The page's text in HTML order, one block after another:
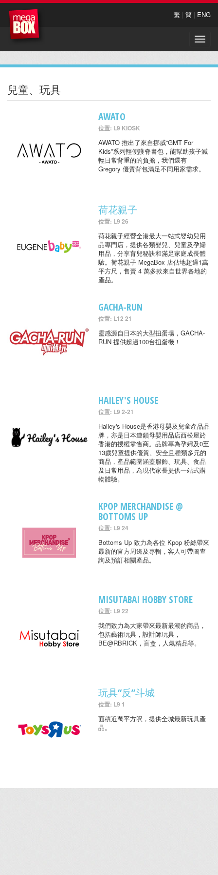
繁 | 簡 | ENG
Toggle
兒童、玩具
AWATO
位置: L9 KIOSK
AWATO 推出了來自挪威“GMT For
Kids”系列輕便護脊書包，能幫助孩子減
輕日常背重的的負擔，我們還有
Gregory 優質背包滿足不同用家需求。
荷花親子
位置: L9 26
荷花親子經營全港最大一站式嬰幼兒用
品專門店，提供各類嬰兒、兒童及孕婦
用品，分享育兒秘訣和滿足家庭成長體
驗。荷花親子 MegaBox 店佔地超過1萬
平方尺，售賣 4 萬多款來自世界各地的
產品。
GACHA-RUN
位置: L12 21
靈感源自日本的大型扭蛋場，GACHA-
RUN 提供超過100台扭蛋機！
HAILEY'S HOUSE
位置: L9 2-21
Hailey's House是香港母嬰及兒童產品品
牌，亦是日本連鎖母嬰用品店西松屋於
香港的授權零售商。品牌專為孕婦及0至
13歲兒童提供優質、安全且種類多元的
商品，產品範圍涵蓋服飾、玩具、食品
及日常用品，為現代家長提供一站式購
物體驗。
KPOP MERCHANDISE @
BOTTOMS UP
位置: L9 24
Bottoms Up 致力為各位 Kpop 粉絲帶來
最新的官方周邊及專輯，客人可帶圖查
詢及預訂相關產品。
MISUTABAI HOBBY STORE
位置: L9 22
我們致力為大家帶來最新最潮的商品，
包括藝術玩具，設計師玩具，
BE@RBRICK，盲盒，人氣精品等。
玩具“反”斗城
位置: L9 1
面積近萬平方呎，提供全城最新玩具產
品。